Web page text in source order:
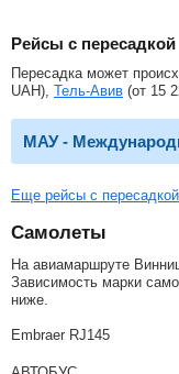
Рейсы с пересадкой
Пересадка может
UAH), Тель-Авив (от 15
МАУ -
Еще рейсы с пересадкой
Самолеты
На авиамаршруте
Зависимость марки
ниже.
Embraer RJ145